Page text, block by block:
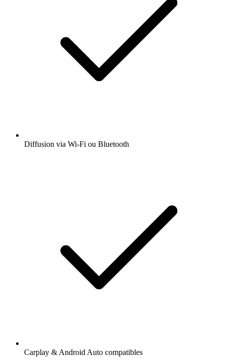
Diffusion via Wi-Fi ou Bluetooth
Carplay & Android Auto compatibles